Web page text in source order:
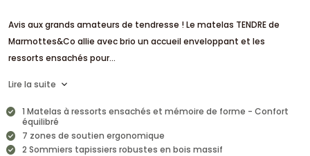
Avis aux grands amateurs de tendresse ! Le matelas TENDRE de
Marmottes&Co allie avec brio un accueil enveloppant et les
ressorts ensachés pour...
Lire la suite
1 Matelas à ressorts ensachés et mémoire de forme - Confort
équilibré
7 zones de soutien ergonomique
2 Sommiers tapissiers robustes en bois massif